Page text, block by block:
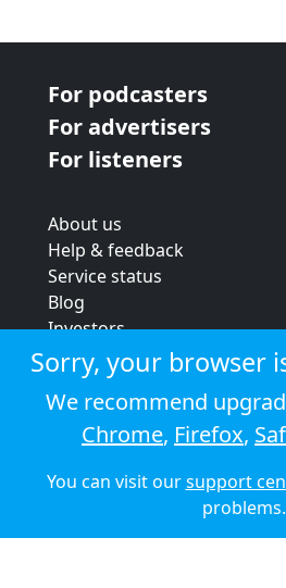
For podcasters
For advertisers
For listeners
About us
Help & feedback
Service status
Blog
Investors
Strategic review
Terms & conditions
Privacy policy
Cookie policy
© 2026
Sorry, your browser
We recommend
Chrome, Firefox,
You can visit oursupport
problems.